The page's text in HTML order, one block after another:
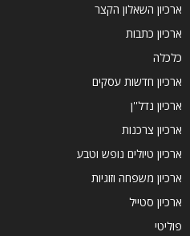
ארכיון השאלון הקצר
ארכיון כתבות
כלכלה
ארכיון חדשות עסקים
ארכיון נדל''ן
ארכיון צרכנות
ארכיון טיולים נופש וטבע
ארכיון משפחה וזוגיות
ארכיון סטייל
פוליטי